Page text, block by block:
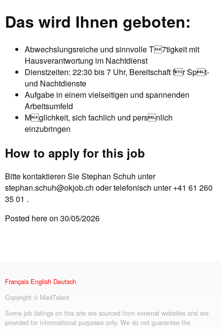
Das wird Ihnen geboten:
Abwechslungsreiche und sinnvolle T7tigkeit mit
Hausverantwortung im Nachtdienst
Dienstzeiten: 22:30 bis 7 Uhr, Bereitschaft fr Spt-
und Nachtdienste
Aufgabe in einem vielseitigen und spannenden
Arbeitsumfeld
Mglichkeit, sich fachlich und persnlich
einzubringen
How to apply for this job
Bitte kontaktieren Sie Stephan Schuh unter
stephan.schuh@okjob.ch oder telefonisch unter +41 61 260
35 01 .
Posted here on 30/05/2026
Français English Deutsch
Copyright © MedTalent
Some job listings on this site are sourced from external websites and are
provided for informational purposes only. We do not guarantee the